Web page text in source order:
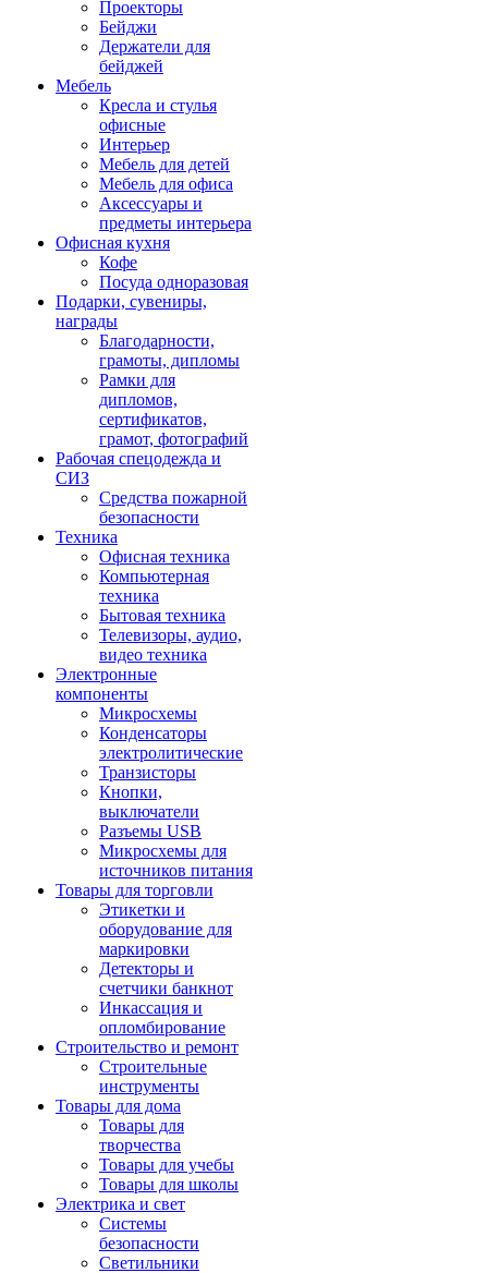
Проекторы
Бейджи
Держатели для
бейджей
Мебель
Кресла и стулья
офисные
Интерьер
Мебель для детей
Мебель для офиса
Аксессуары и
предметы интерьера
Офисная кухня
Кофе
Посуда одноразовая
Подарки, сувениры,
награды
Благодарности,
грамоты, дипломы
Рамки для
дипломов,
сертификатов,
грамот, фотографий
Рабочая спецодежда и
СИЗ
Средства пожарной
безопасности
Техника
Офисная техника
Компьютерная
техника
Бытовая техника
Телевизоры, аудио,
видео техника
Электронные
компоненты
Микросхемы
Конденсаторы
электролитические
Транзисторы
Кнопки,
выключатели
Разъемы USB
Микросхемы для
источников питания
Товары для торговли
Этикетки и
оборудование для
маркировки
Детекторы и
счетчики банкнот
Инкассация и
опломбирование
Строительство и ремонт
Строительные
инструменты
Товары для дома
Товары для
творчества
Товары для учебы
Товары для школы
Электрика и свет
Системы
безопасности
Светильники